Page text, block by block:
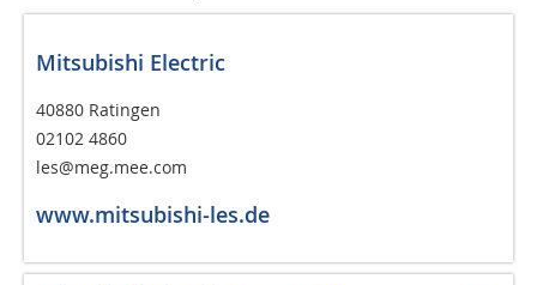
Mitsubishi Electric
40880 Ratingen
02102 4860
les@meg.mee.com
www.mitsubishi-les.de